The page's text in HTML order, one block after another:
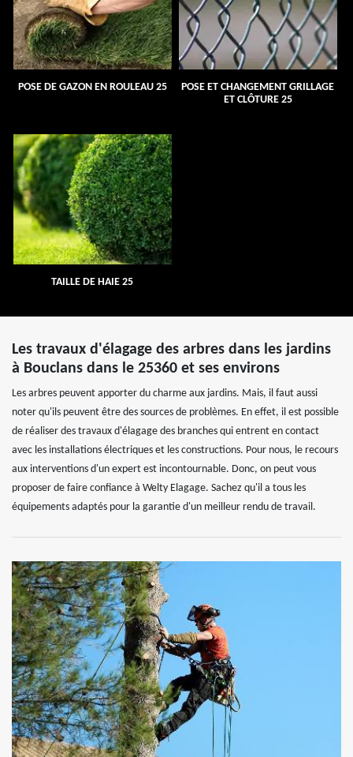
POSE DE GAZON EN ROULEAU 25
POSE ET CHANGEMENT GRILLAGE
ET CLÔTURE 25
TAILLE DE HAIE 25
Les travaux d'élagage des arbres dans les jardins
à Bouclans dans le 25360 et ses environs
Les arbres peuvent apporter du charme aux jardins. Mais, il faut aussi
noter qu'ils peuvent être des sources de problèmes. En effet, il est possible
de réaliser des travaux d'élagage des branches qui entrent en contact
avec les installations électriques et les constructions. Pour nous, le recours
aux interventions d'un expert est incontournable. Donc, on peut vous
proposer de faire confiance à Welty Elagage. Sachez qu'il a tous les
équipements adaptés pour la garantie d'un meilleur rendu de travail.